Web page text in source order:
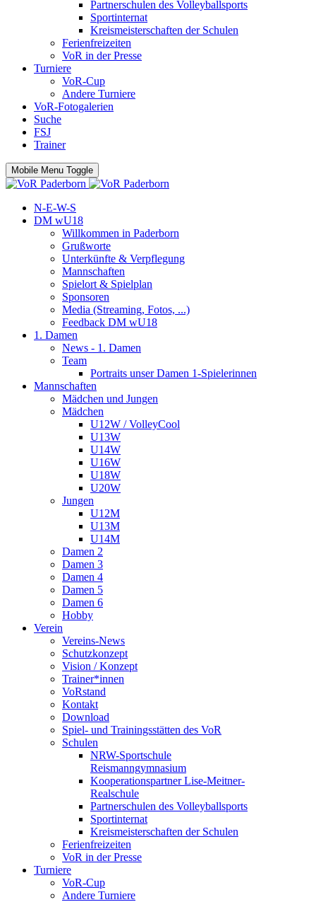
Partnerschulen des Volleyballsports
Sportinternat
Kreismeisterschaften der Schulen
Ferienfreizeiten
VoR in der Presse
Turniere
VoR-Cup
Andere Turniere
VoR-Fotogalerien
Suche
FSJ
Trainer
Mobile Menu Toggle
N-E-W-S
DM wU18
Willkommen in Paderborn
Grußworte
Unterkünfte & Verpflegung
Mannschaften
Spielort & Spielplan
Sponsoren
Media (Streaming, Fotos, ...)
Feedback DM wU18
1. Damen
News - 1. Damen
Team
Portraits unser Damen 1-Spielerinnen
Mannschaften
Mädchen und Jungen
Mädchen
U12W / VolleyCool
U13W
U14W
U16W
U18W
U20W
Jungen
U12M
U13M
U14M
Damen 2
Damen 3
Damen 4
Damen 5
Damen 6
Hobby
Verein
Vereins-News
Schutzkonzept
Vision / Konzept
Trainer*innen
VoRstand
Kontakt
Download
Spiel- und Trainingsstätten des VoR
Schulen
NRW-Sportschule
Reismanngymnasium
Kooperationspartner Lise-Meitner-
Realschule
Partnerschulen des Volleyballsports
Sportinternat
Kreismeisterschaften der Schulen
Ferienfreizeiten
VoR in der Presse
Turniere
VoR-Cup
Andere Turniere